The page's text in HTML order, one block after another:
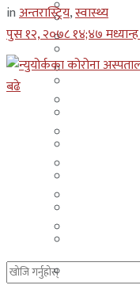
ओमान
कुवेत
दक्षिण कोरीया
इजरायल
inअन्तरास्ट्रिय,स्वास्थ्य
पुस १२, २०७८ १४;४७ मध्यान्ह